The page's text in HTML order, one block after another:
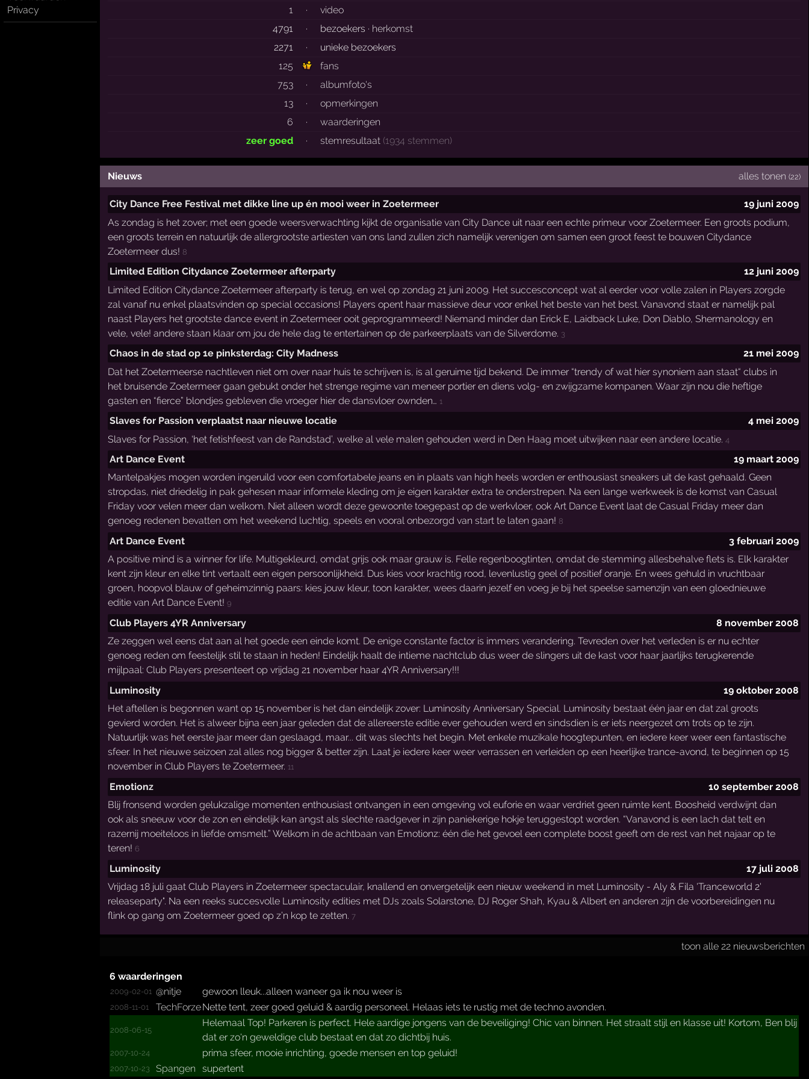
Privacy
1
·
video
4791
· bezoekers · herkomst
2271
·
unieke bezoekers
125
fans
753
·
albumfoto's
13
·
opmerkingen
6
·
waarderingen
zeer goed
· stemresultaat (1934 stemmen)
Nieuws alles tonen (22)
City Dance Free Festival met dikke line up én mooi weer in Zoetermeer
19 juni 2009
As zondag is het zover; met een goede weersverwachting kijkt de organisatie van City Dance uit naar een echte primeur voor Zoetermeer. Een groots podium,
een groots terrein en natuurlijk de allergrootste artiesten van ons land zullen zich namelijk verenigen om samen een groot feest te bouwen Citydance
Zoetermeer dus! 8
Limited Edition Citydance Zoetermeer afterparty
12 juni 2009
Limited Edition Citydance Zoetermeer afterparty is terug, en wel op zondag 21 juni 2009. Het succesconcept wat al eerder voor volle zalen in Players zorgde
zal vanaf nu enkel plaatsvinden op special occasions! Players opent haar massieve deur voor enkel het beste van het best. Vanavond staat er namelijk pal
naast Players het grootste dance event in Zoetermeer ooit geprogrammeerd! Niemand minder dan Erick E, Laidback Luke, Don Diablo, Shermanology en
vele, vele! andere staan klaar om jou de hele dag te entertainen op de parkeerplaats van de Silverdome. 3
Chaos in de stad op 1e pinksterdag: City Madness
21 mei 2009
Dat het Zoetermeerse nachtleven niet om over naar huis te schrijven is, is al geruime tijd bekend. De immer “trendy of wat hier synoniem aan staat“ clubs in
het bruisende Zoetermeer gaan gebukt onder het strenge regime van meneer portier en diens volg- en zwijgzame kompanen. Waar zijn nou die heftige
gasten en “fierce” blondjes gebleven die vroeger hier de dansvloer ownden… 1
Slaves for Passion verplaatst naar nieuwe locatie
4 mei 2009
Slaves for Passion, ‘het fetishfeest van de Randstad’, welke al vele malen gehouden werd in Den Haag moet uitwijken naar een andere locatie. 4
Art Dance Event
19 maart 2009
Mantelpakjes mogen worden ingeruild voor een comfortabele jeans en in plaats van high heels worden er enthousiast sneakers uit de kast gehaald. Geen
stropdas, niet driedelig in pak gehesen maar informele kleding om je eigen karakter extra te onderstrepen. Na een lange werkweek is de komst van Casual
Friday voor velen meer dan welkom. Niet alleen wordt deze gewoonte toegepast op de werkvloer, ook Art Dance Event laat de Casual Friday meer dan
genoeg redenen bevatten om het weekend luchtig, speels en vooral onbezorgd van start te laten gaan! 8
Art Dance Event
3 februari 2009
A positive mind is a winner for life. Multigekleurd, omdat grijs ook maar grauw is. Felle regenboogtinten, omdat de stemming allesbehalve flets is. Elk karakter
kent zijn kleur en elke tint vertaalt een eigen persoonlijkheid. Dus kies voor krachtig rood, levenlustig geel of positief oranje. En wees gehuld in vruchtbaar
groen, hoopvol blauw of geheimzinnig paars: kies jouw kleur, toon karakter, wees daarin jezelf en voeg je bij het speelse samenzijn van een gloednieuwe
editie van Art Dance Event! 9
Club Players 4YR Anniversary
8 november 2008
Ze zeggen wel eens dat aan al het goede een einde komt. De enige constante factor is immers verandering. Tevreden over het verleden is er nu echter
genoeg reden om feestelijk stil te staan in heden! Eindelijk haalt de intieme nachtclub dus weer de slingers uit de kast voor haar jaarlijks terugkerende
mijlpaal: Club Players presenteert op vrijdag 21 november haar 4YR Anniversary!!!
Luminosity
19 oktober 2008
Het aftellen is begonnen want op 15 november is het dan eindelijk zover: Luminosity Anniversary Special. Luminosity bestaat één jaar en dat zal groots
gevierd worden. Het is alweer bijna een jaar geleden dat de allereerste editie ever gehouden werd en sindsdien is er iets neergezet om trots op te zijn.
Natuurlijk was het eerste jaar meer dan geslaagd, maar... dit was slechts het begin. Met enkele muzikale hoogtepunten, en iedere keer weer een fantastische
sfeer. In het nieuwe seizoen zal alles nog bigger & better zijn. Laat je iedere keer weer verrassen en verleiden op een heerlijke trance-avond, te beginnen op 15
november in Club Players te Zoetermeer. 11
Emotionz
10 september 2008
Blij fronsend worden gelukzalige momenten enthousiast ontvangen in een omgeving vol euforie en waar verdriet geen ruimte kent. Boosheid verdwijnt dan
ook als sneeuw voor de zon en eindelijk kan angst als slechte raadgever in zijn paniekerige hokje teruggestopt worden. “Vanavond is een lach dat telt en
razernij moeiteloos in liefde omsmelt.” Welkom in de achtbaan van Emotionz: één die het gevoel een complete boost geeft om de rest van het najaar op te
teren! 6
Luminosity
17 juli 2008
Vrijdag 18 juli gaat Club Players in Zoetermeer spectaculair, knallend en onvergetelijk een nieuw weekend in met Luminosity - Aly & Fila 'Tranceworld 2'
releaseparty". Na een reeks succesvolle Luminosity edities met DJs zoals Solarstone, DJ Roger Shah, Kyau & Albert en anderen zijn de voorbereidingen nu
flink op gang om Zoetermeer goed op z’n kop te zetten. 7
toon alle 22 nieuwsberichten
6 waarderingen
2009-02-01 @nitje gewoon lleuk...alleen waneer ga ik nou weer is
2008-11-01 TechForzeNette tent, zeer goed geluid & aardig personeel. Helaas iets te rustig met de techno avonden.
2008-06-15
Helemaal Top! Parkeren is perfect. Hele aardige jongens van de beveiliging! Chic van binnen. Het straalt stijl en klasse uit! Kortom, Ben blij
dat er zo'n geweldige club bestaat en dat zo dichtbij huis.
2007-10-24 prima sfeer, mooie inrichting, goede mensen en top geluid!
2007-10-23 Spangen supertent